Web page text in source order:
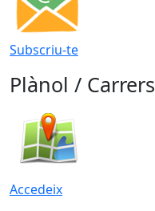
Subscriu-te
Plànol / Carrers
Accedeix